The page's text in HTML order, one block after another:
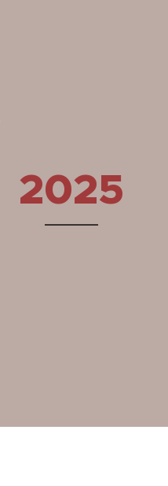
2025